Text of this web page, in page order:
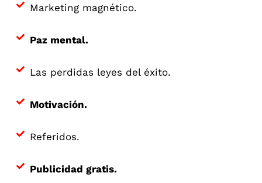
Marketing magnético.
Paz mental.
Las perdidas leyes del éxito.
Motivación.
Referidos.
Publicidad gratis.